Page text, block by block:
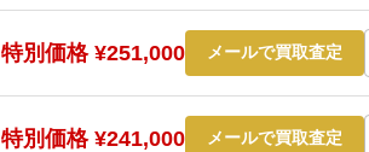
特別価格 ¥251,000 メールで買取査定
特別価格 ¥241,000 メールで買取査定